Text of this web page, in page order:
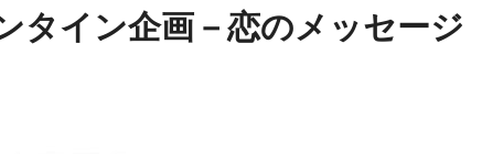
タイン企画－恋のメッセージ